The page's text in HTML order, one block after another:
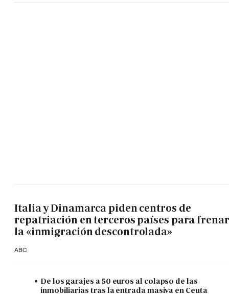
Italia y Dinamarca piden centros de
repatriación en terceros países para frenar
la «inmigración descontrolada»
ABC
De los garajes a 50 euros al colapso de las
inmobiliarias tras la entrada masiva en Ceuta